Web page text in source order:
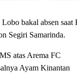
bakal absen saat
Segiri Samarinda.
atas Arema FC
Ayam Kinantan